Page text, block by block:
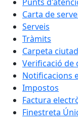
Carta de
Serveis
Tràmits
Carpeta
Verificació de
Notificacions
Impostos
Factura
Finestreta